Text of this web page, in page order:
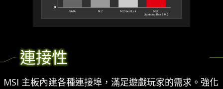
連接性
MSI 主板內建各種連接埠，滿足遊戲玩家的需求。強化